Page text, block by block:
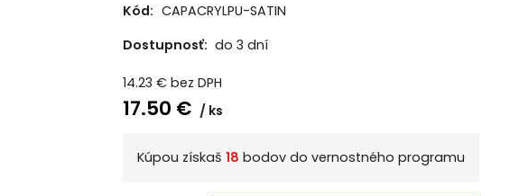
Kód: CAPACRYLPU-SATIN
Dostupnosť: do 3 dní
14.23 € bez DPH
17.50 € ks
Kúpou získaš 18 bodov do vernostného programu